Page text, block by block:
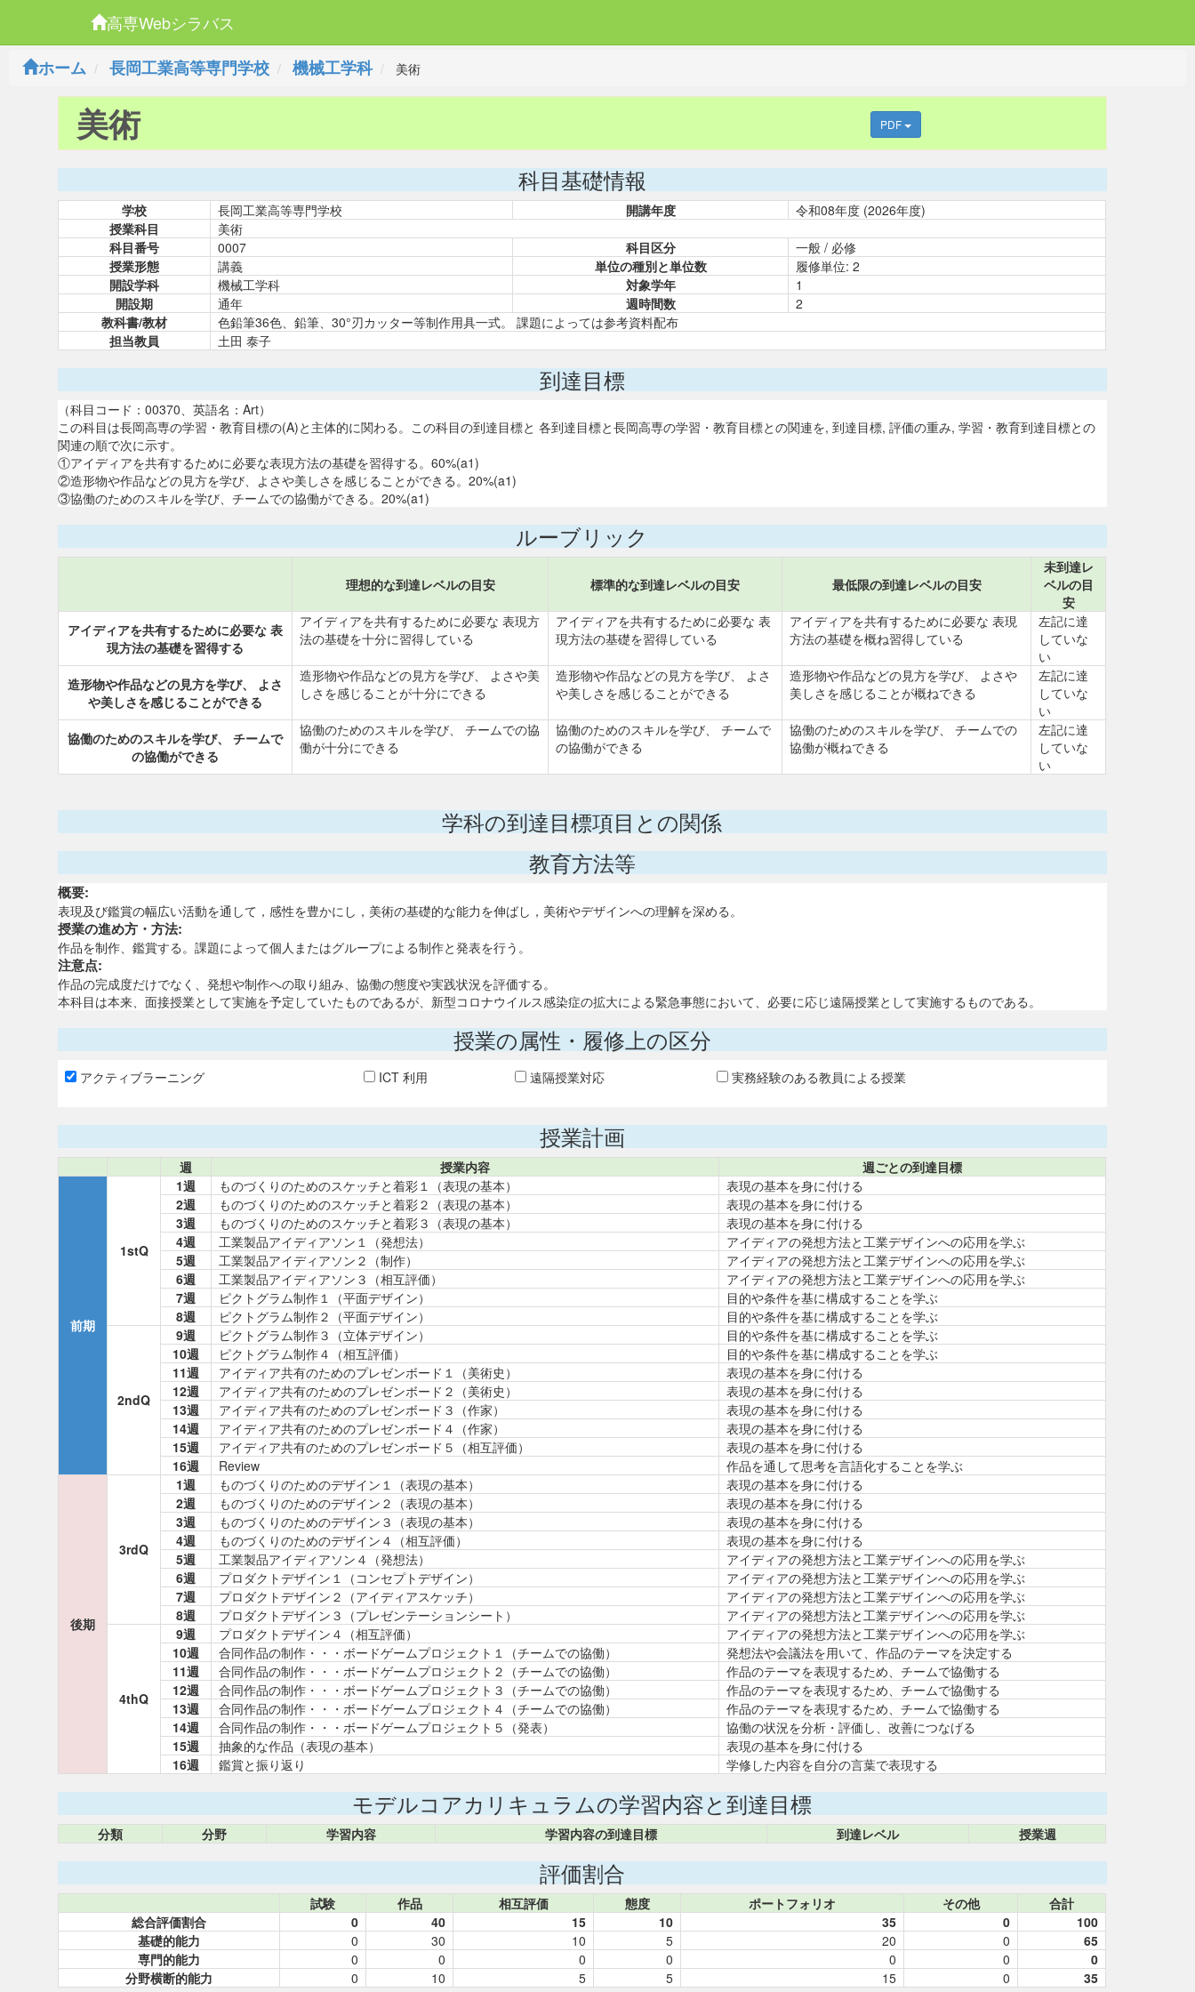
高専Webシラバス
ホーム
長岡工業高等専門学校 機械工学科 美術
美術 PDF
科目基礎情報
学校 長岡工業高等専門学校 開講年度
令和08年度 (2026年度)
授業科目
美術
科目番号
0007 科目区分
一般 / 必修
授業形態
講義 単位の種別と単位数
履修単位: 2
開設学科
機械工学科 対象学年
1
開設期
通年 週時間数
2
教科書/教材
色鉛筆36色、鉛筆、30°刃カッター等制作用具一式。 課題によっては参考資料配布
担当教員
土田 泰子
到達目標
（科目コード：00370、英語名：Art）
この科目は長岡高専の学習・教育目標の(A)と主体的に関わる。この科目の到達目標と 各到達目標と長岡高専の学習・教育目標との関連を, 到達目標, 評価の重み, 学習・教育到達目標との
関連の順で次に示す。
①アイディアを共有するために必要な表現方法の基礎を習得する。60%(a1)
②造形物や作品などの見方を学び、よさや美しさを感じることができる。20%(a1)
③協働のためのスキルを学び、チームでの協働ができる。20%(a1)
ルーブリック
理想的な到達レベルの目安 標準的な到達レベルの目安 最低限の到達レベルの目安
未到達レ
ベルの目
安
アイディアを共有するために必要な 表
現方法の基礎を習得する
アイディアを共有するために必要な 表現方
法の基礎を十分に習得している
アイディアを共有するために必要な 表
現方法の基礎を習得している
アイディアを共有するために必要な 表現
方法の基礎を概ね習得している
左記に達
していな
い
造形物や作品などの見方を学び、 よさ
や美しさを感じることができる
造形物や作品などの見方を学び、 よさや美
しさを感じることが十分にできる
造形物や作品などの見方を学び、 よさ
や美しさを感じることができる
造形物や作品などの見方を学び、 よさや
美しさを感じることが概ねできる
左記に達
していな
い
協働のためのスキルを学び、 チームで
の協働ができる
協働のためのスキルを学び、 チームでの協
働が十分にできる
協働のためのスキルを学び、 チームで
の協働ができる
協働のためのスキルを学び、 チームでの
協働が概ねできる
左記に達
していな
い
学科の到達目標項目との関係
教育方法等
概要:
表現及び鑑賞の幅広い活動を通して，感性を豊かにし，美術の基礎的な能力を伸ばし，美術やデザインへの理解を深める。
授業の進め方・方法:
作品を制作、鑑賞する。課題によって個人またはグループによる制作と発表を行う。
注意点:
作品の完成度だけでなく、発想や制作への取り組み、協働の態度や実践状況を評価する。
本科目は本来、面接授業として実施を予定していたものであるが、新型コロナウイルス感染症の拡大による緊急事態において、必要に応じ遠隔授業として実施するものである。
授業の属性・履修上の区分
アクティブラーニング ICT 利用 遠隔授業対応 実務経験のある教員による授業
授業計画
週 授業内容 週ごとの到達目標
前期
1stQ
1週 ものづくりのためのスケッチと着彩１（表現の基本）
表現の基本を身に付ける
2週
ものづくりのためのスケッチと着彩２（表現の基本）
表現の基本を身に付ける
3週
ものづくりのためのスケッチと着彩３（表現の基本）
表現の基本を身に付ける
4週
工業製品アイディアソン１（発想法）
アイディアの発想方法と工業デザインへの応用を学ぶ
5週
工業製品アイディアソン２（制作）
アイディアの発想方法と工業デザインへの応用を学ぶ
6週
工業製品アイディアソン３（相互評価）
アイディアの発想方法と工業デザインへの応用を学ぶ
7週
ピクトグラム制作１（平面デザイン）
目的や条件を基に構成することを学ぶ
8週
ピクトグラム制作２（平面デザイン） 目的や条件を基に構成することを学ぶ
2ndQ
9週 ピクトグラム制作３（立体デザイン）
目的や条件を基に構成することを学ぶ
10週
ピクトグラム制作４（相互評価）
目的や条件を基に構成することを学ぶ
11週
アイディア共有のためのプレゼンボード１（美術史）
表現の基本を身に付ける
12週
アイディア共有のためのプレゼンボード２（美術史）
表現の基本を身に付ける
13週
アイディア共有のためのプレゼンボード３（作家）
表現の基本を身に付ける
14週
アイディア共有のためのプレゼンボード４（作家）
表現の基本を身に付ける
15週
アイディア共有のためのプレゼンボード５（相互評価）
表現の基本を身に付ける
16週
Review 作品を通して思考を言語化することを学ぶ
後期
3rdQ
1週 ものづくりのためのデザイン１（表現の基本）
表現の基本を身に付ける
2週
ものづくりのためのデザイン２（表現の基本）
表現の基本を身に付ける
3週
ものづくりのためのデザイン３（表現の基本）
表現の基本を身に付ける
4週
ものづくりのためのデザイン４（相互評価）
表現の基本を身に付ける
5週
工業製品アイディアソン４（発想法）
アイディアの発想方法と工業デザインへの応用を学ぶ
6週
プロダクトデザイン１（コンセプトデザイン）
アイディアの発想方法と工業デザインへの応用を学ぶ
7週
プロダクトデザイン２（アイディアスケッチ）
アイディアの発想方法と工業デザインへの応用を学ぶ
8週
プロダクトデザイン３（プレゼンテーションシート） アイディアの発想方法と工業デザインへの応用を学ぶ
4thQ
9週 プロダクトデザイン４（相互評価）
アイディアの発想方法と工業デザインへの応用を学ぶ
10週
合同作品の制作・・・ボードゲームプロジェクト１（チームでの協働）
発想法や会議法を用いて、作品のテーマを決定する
11週
合同作品の制作・・・ボードゲームプロジェクト２（チームでの協働）
作品のテーマを表現するため、チームで協働する
12週
合同作品の制作・・・ボードゲームプロジェクト３（チームでの協働）
作品のテーマを表現するため、チームで協働する
13週
合同作品の制作・・・ボードゲームプロジェクト４（チームでの協働）
作品のテーマを表現するため、チームで協働する
14週
合同作品の制作・・・ボードゲームプロジェクト５（発表）
協働の状況を分析・評価し、改善につなげる
15週
抽象的な作品（表現の基本）
表現の基本を身に付ける
16週
鑑賞と振り返り 学修した内容を自分の言葉で表現する
モデルコアカリキュラムの学習内容と到達目標
分類 分野 学習内容 学習内容の到達目標 到達レベル 授業週
評価割合
試験 作品 相互評価 態度 ポートフォリオ その他
合計
総合評価割合
0 40 15 10 35 0
100
基礎的能力
0 30 10 5 20 0
65
専門的能力
0 0 0 0 0 0
0
分野横断的能力
0 10 5 5 15 0 35